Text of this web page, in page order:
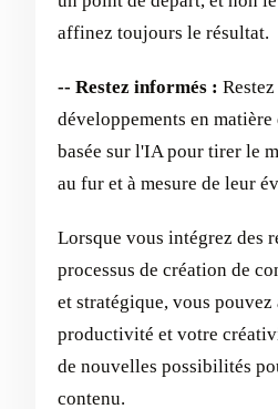
affinez toujours le résultat.
-- Restez informés :
développements en
basée sur l'IA pour tirer le
au fur et à mesure de leur
Lorsque vous intégrez des
processus de création de
et stratégique, vous
productivité et votre
de nouvelles possibilités
contenu.